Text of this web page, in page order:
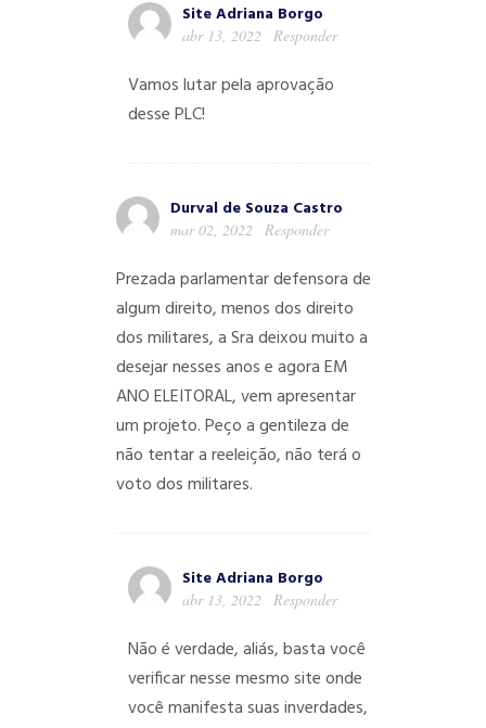
Site Adriana Borgo
abr 13, 2022 Responder
Vamos lutar pela aprovação
desse PLC!
Durval de Souza Castro
mar 02, 2022 Responder
Prezada parlamentar defensora de
algum direito, menos dos direito
dos militares, a Sra deixou muito a
desejar nesses anos e agora EM
ANO ELEITORAL, vem apresentar
um projeto. Peço a gentileza de
não tentar a reeleição, não terá o
voto dos militares.
Site Adriana Borgo
abr 13, 2022 Responder
Não é verdade, aliás, basta você
verificar nesse mesmo site onde
você manifesta suas inverdades,